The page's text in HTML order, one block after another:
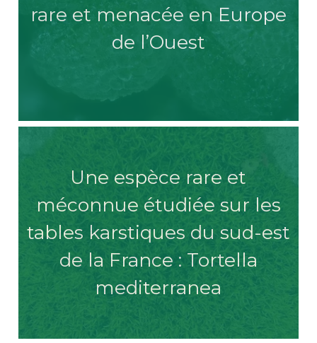
rare et menacée en Europe
de l’Ouest
Une espèce rare et
méconnue étudiée sur les
tables karstiques du sud-est
de la France : Tortella
mediterranea